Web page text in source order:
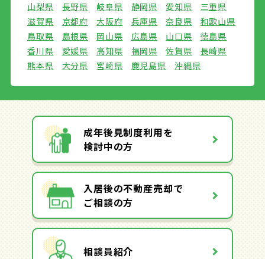
山梨県
長野県 岐阜県 静岡県 愛知県
三重県
滋賀県
京都府 大阪府 兵庫県 奈良県
和歌山県
鳥取県
島根県 岡山県 広島県 山口県
徳島県
香川県
愛媛県 高知県 福岡県 佐賀県
長崎県
熊本県
大分県 宮崎県 鹿児島県 沖縄県
成年後見制度利用を
検討中の方
入居後の不動産売却で
ご相談の方
相談員紹介